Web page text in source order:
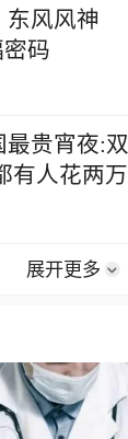
东风风神
码
最贵宵夜:双
有人花两万
展开更多